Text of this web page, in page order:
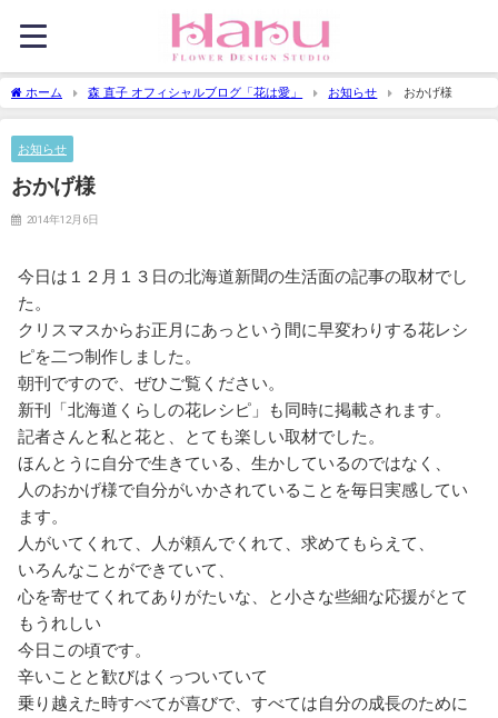
ホーム 森 直子 オフィシャルブログ「花は愛」 お知らせ おかげ様
お知らせ
おかげ様
2014年12月6日
今日は１２月１３日の北海道新聞の生活面の記事の取材でし
た。
クリスマスからお正月にあっという間に早変わりする花レシ
ピを二つ制作しました。
朝刊ですので、ぜひご覧ください。
新刊「北海道くらしの花レシピ」も同時に掲載されます。
記者さんと私と花と、とても楽しい取材でした。
ほんとうに自分で生きている、生かしているのではなく、
人のおかげ様で自分がいかされていることを毎日実感してい
ます。
人がいてくれて、人が頼んでくれて、求めてもらえて、
いろんなことができていて、
心を寄せてくれてありがたいな、と小さな些細な応援がとて
もうれしい
今日この頃です。
辛いことと歓びはくっついていて
乗り越えた時すべてが喜びで、すべては自分の成長のために